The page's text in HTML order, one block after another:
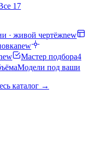
17
· живой чертёжnew
new
Мастер подбора4
Модели под ваши
каталог →